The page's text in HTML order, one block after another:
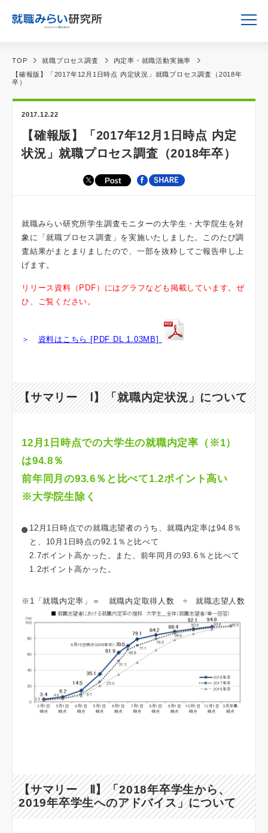
TOP 就職プロセス調査
内定率・就職活動実施率
【確報版】「2017年12月1日時点 内定状況」就職プロセス調査（2018年
卒）
2017.12.22
【確報版】「2017年12月1日時点 内定
状況」就職プロセス調査（2018年卒）
就職みらい研究所学生調査モニターの大学生・大学院生を対
象に「就職プロセス調査」を実施いたしました。このたび調
査結果がまとまりましたので、一部を抜粋してご報告申し上
げます。
リリース資料（PDF）にはグラフなども掲載しています。ぜ
ひ、ご覧ください。
＞ 資料はこちら [PDF DL 1.03MB]
【サマリー Ⅰ】「就職内定状況」について
12月1日時点での大学生の就職内定率（※1）
は94.8％
前年同月の93.6％と比べて1.2ポイント高い
※大学院生除く
12月1日時点での就職志望者のうち、就職内定率は94.8％
と、10月1日時点の92.1％と比べて
2.7ポイント高かった。また、前年同月の93.6％と比べて
1.2ポイント高かった。
※1「就職内定率」＝ 就職内定取得人数 ÷ 就職志望人数
【サマリー Ⅱ】「2018年卒学生から、
2019年卒学生へのアドバイス」について